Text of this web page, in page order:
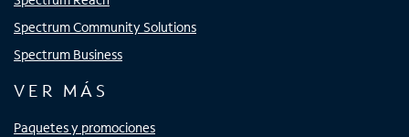
Spectrum Community Solutions
Spectrum Business
VER MÁS
Paquetes y promociones